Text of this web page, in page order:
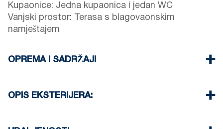
Kupaonice: Jedna kupaonica i jedan WC
Vanjski prostor: Terasa s blagovaonskim
namještajem
OPREMA I SADRŽAJI
Tri klima uređaja
Perilica posuđa
OPIS EKSTERIJERA:
Parkiranje: Jedno namjensko mjesto za goste